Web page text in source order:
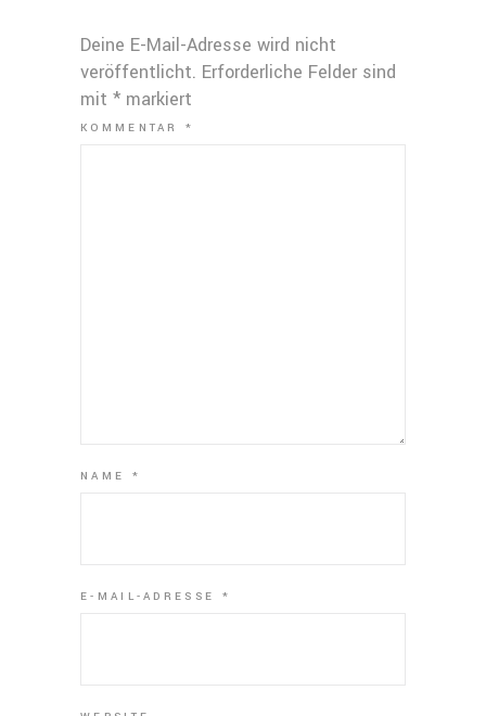
Deine E-Mail-Adresse wird nicht
veröffentlicht. Erforderliche Felder sind
mit * markiert
KOMMENTAR*
NAME *
E-MAIL-ADRESSE *